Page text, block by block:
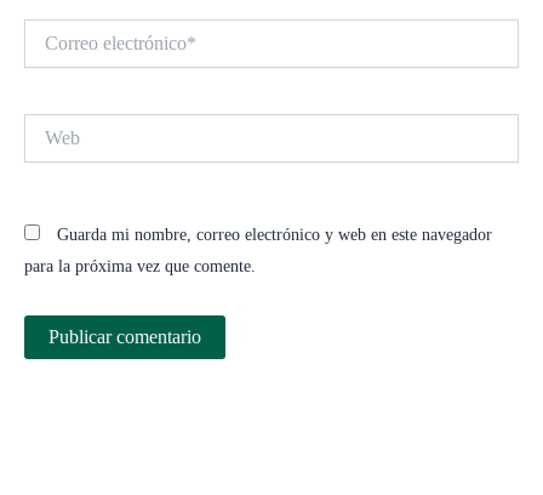
electrónico*
Guarda mi nombre, correo electrónico y web en este navegador
para la próxima vez que comente.